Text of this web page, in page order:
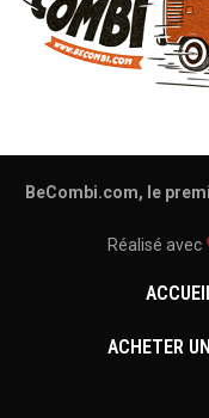
BeCombi.com, le
Réalisé avec
ACHETER